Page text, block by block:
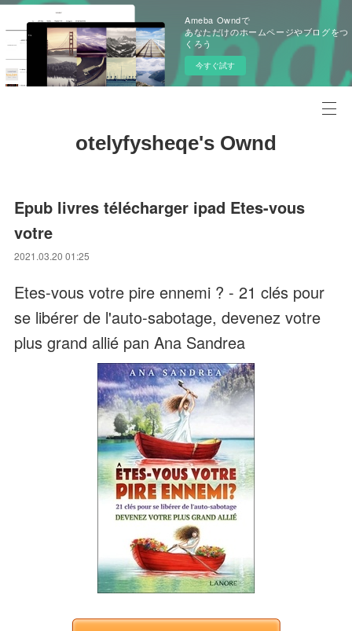
Ameba Owndで
あなただけのホームページやブログをつ
くろう
今すぐ試す
otelyfysheqe's Ownd
Epub livres télécharger ipad Etes-vous
votre
2021.03.20 01:25
Etes-vous votre pire ennemi ? - 21 clés pour
se libérer de l'auto-sabotage, devenez votre
plus grand allié pan Ana Sandrea